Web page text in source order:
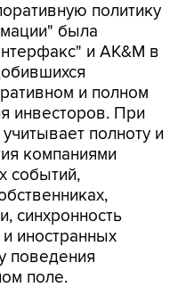
политику
была
и AK&M в
и полном
инвесторов. При
полноту и
компаниями
событий,
синхронность
иностранных
поведения
поле.